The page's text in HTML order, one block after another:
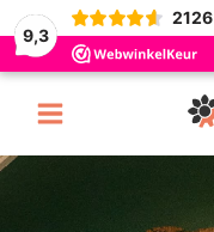
9,3
2126
naar